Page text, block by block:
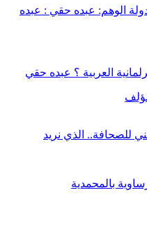
الوهم: عبده حقي : عبده
العربية ؟ عبده حقي
للصحافة.. الذي نريد
بالمحمدية